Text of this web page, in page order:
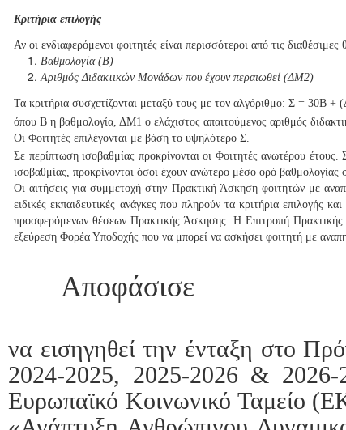
Κριτήρια επιλογής
Αν οι ενδιαφερόμενοι φοιτητές είναι περισσότεροι από τις
Βαθμολογία (Β)
Αριθμός Διδακτικών Μονάδων που έχουν περαιωθεί (ΔΜ2)
Τα κριτήρια συσχετίζονται μεταξύ τους με τον αλγόριθμο: Σ = 30Β
όπου Β η βαθμολογία, ΔΜ1 ο ελάχιστος απαιτούμενος αριθμός
Οι Φοιτητές επιλέγονται με βάση το υψηλότερο Σ.
Σε περίπτωση ισοβαθμίας προκρίνονται οι Φοιτητές ανωτέρου
ισοβαθμίας, προκρίνονται όσοι έχουν ανώτερο μέσο ορό βαθμολογίας
Οι αιτήσεις για συμμετοχή στην Πρακτική Άσκηση φοιτητών με
ειδικές εκπαιδευτικές ανάγκες που πληρούν τα κριτήρια επιλογής
προσφερόμενων θέσεων Πρακτικής Άσκησης. Η Επιτροπή
εξεύρεση Φορέα Υποδοχής που να μπορεί να ασκήσει φοιτητή με
Αποφάσισε
να εισηγηθεί την ένταξη στο
2024-2025, 2025-2026 & 2026-
Ευρωπαϊκό Κοινωνικό Ταμείο